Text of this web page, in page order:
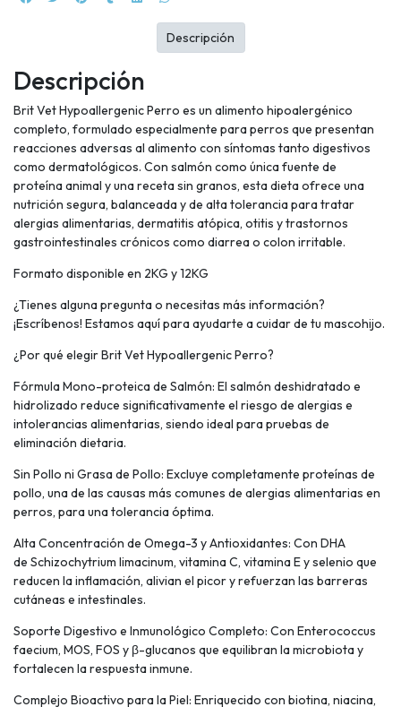
Descripción
Brit Vet Hypoallergenic Perro es un alimento hipoalergénico
completo, formulado especialmente para perros que presentan
reacciones adversas al alimento con síntomas tanto digestivos
como dermatológicos. Con salmón como única fuente de
proteína animal y una receta sin granos, esta dieta ofrece una
nutrición segura, balanceada y de alta tolerancia para tratar
alergias alimentarias, dermatitis atópica, otitis y trastornos
gastrointestinales crónicos como diarrea o colon irritable.
Formato disponible en 2KG y 12KG
¿Tienes alguna pregunta o necesitas más información?
¡Escríbenos! Estamos aquí para ayudarte a cuidar de tu mascohijo.
¿Por qué elegir Brit Vet Hypoallergenic Perro?
Fórmula Mono-proteica de Salmón: El salmón deshidratado e
hidrolizado reduce significativamente el riesgo de alergias e
intolerancias alimentarias, siendo ideal para pruebas de
eliminación dietaria.
Sin Pollo ni Grasa de Pollo: Excluye completamente proteínas de
pollo, una de las causas más comunes de alergias alimentarias en
perros, para una tolerancia óptima.
Alta Concentración de Omega-3 y Antioxidantes: Con DHA
de Schizochytrium limacinum, vitamina C, vitamina E y selenio que
reducen la inflamación, alivian el picor y refuerzan las barreras
cutáneas e intestinales.
Soporte Digestivo e Inmunológico Completo: Con Enterococcus
faecium, MOS, FOS y β-glucanos que equilibran la microbiota y
fortalecen la respuesta inmune.
Complejo Bioactivo para la Piel: Enriquecido con biotina, niacina,
Descripción